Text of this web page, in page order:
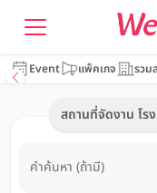
Event แพ็คเกจ รวม
สถานที่จัดงาน โร
คำค้นหา (ถ้ามี)